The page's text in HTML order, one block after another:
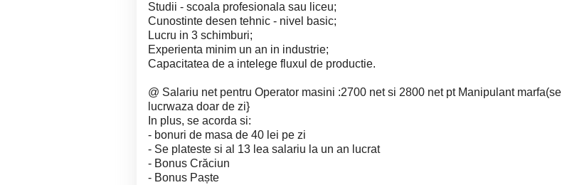
Studii - scoala profesionala sau liceu;
Cunostinte desen tehnic - nivel basic;
Lucru in 3 schimburi;
Experienta minim un an in industrie;
Capacitatea de a intelege fluxul de productie.
@ Salariu net pentru Operator masini :2700 net si 2800 net pt Manipulant marfa(se
lucrwaza doar de zi}
In plus, se acorda si:
- bonuri de masa de 40 lei pe zi
- Se plateste si al 13 lea salariu la un an lucrat
- Bonus Crăciun
- Bonus Paște